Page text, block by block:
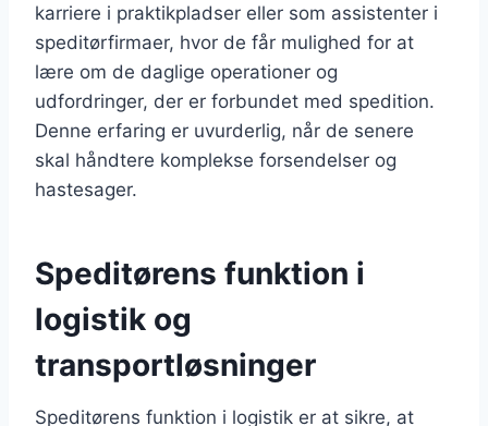
karriere i praktikpladser eller som assistenter i
speditørfirmaer, hvor de får mulighed for at
lære om de daglige operationer og
udfordringer, der er forbundet med spedition.
Denne erfaring er uvurderlig, når de senere
skal håndtere komplekse forsendelser og
hastesager.
Speditørens funktion i
logistik og
transportløsninger
Speditørens funktion i logistik er at sikre, at